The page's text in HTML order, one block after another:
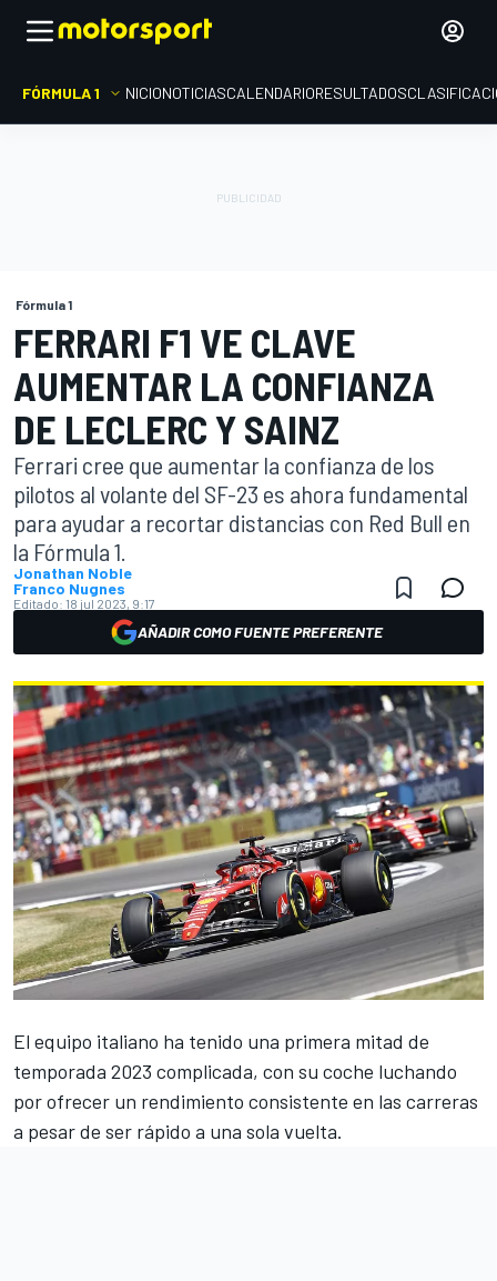
FÓRMULA 1 INICIONOTICIASCALENDARIORESULTADOS
Fórmula 1
FERRARI F1 VE CLAVE
AUMENTAR LA CONFIANZA
DE LECLERC Y SAINZ
Ferrari cree que aumentar la confianza de los
pilotos al volante del SF-23 es ahora fundamental
para ayudar a recortar distancias con Red Bull en
la Fórmula 1.
Jonathan Noble
Franco Nugnes
Editado: 18 jul 2023, 9:17
AÑADIR COMO FUENTE PREFERENTE
El equipo italiano ha tenido una primera mitad de
temporada 2023 complicada, con su coche luchando
por ofrecer un rendimiento consistente en las carreras
a pesar de ser rápido a una sola vuelta.